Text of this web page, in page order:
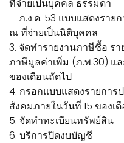
ที่จ่ายเป็นบุคคล ธรรมดา
ภ.ง.ด. 53 แบบแสดงรา
ณ ที่จ่ายเป็นนิติบุคคล
3. จัดทำรายงานภาษีซื้อ ร
ภาษีมูลค่าเพิ่ม (ภ.พ.30) แ
ของเดือนถัดไป
4. กรอกแบบแสดงรายกา
สังคมภายในวันที่ 15 ของเ
5. จัดทำทะเบียนทรัพย์สิน
6. บริการปิดงบบัญชี